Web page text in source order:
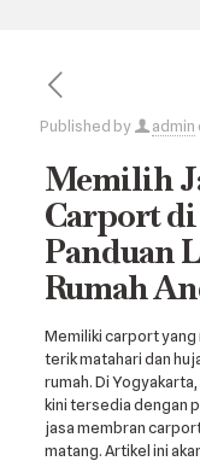
Published by admin
Memilih
Carport di
Panduan
Rumah
Memiliki carport yang
terik matahari dan
rumah. Di
kini tersedia dengan
jasa membran
matang. Artikel ini